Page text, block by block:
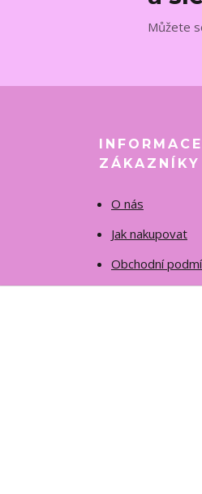
Můžete
ZÁKAZNÍKY
O nás
Jak nakupovat
Obchodní